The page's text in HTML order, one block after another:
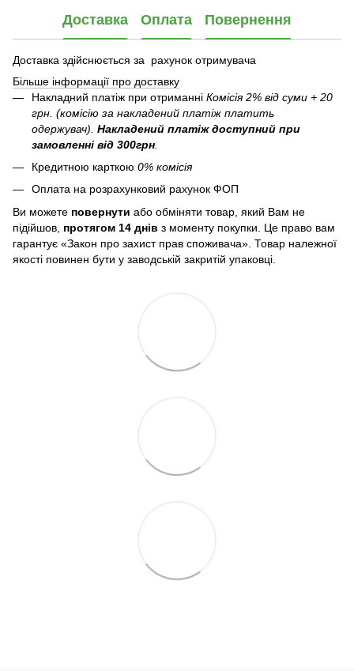
Доставка Оплата Повернення
Доставка здійснюється за рахунок отримувача
Більше інформації про доставку
Накладний платіж при отриманні Комісія 2% від суми + 20
грн. (комісію за накладений платіж платить
одержувач). Накладений платіж доступний при
замовленні від 300грн
Кредитною карткою 0% комісія
Оплата на розрахунковий рахунок ФОП
Ви можете повернути або обміняти товар, який Вам не
підійшов, протягом 14 днів з моменту покупки. Це право вам
гарантує «Закон про захист прав споживача». Товар належної
якості повинен бути у заводській закритій упаковці.